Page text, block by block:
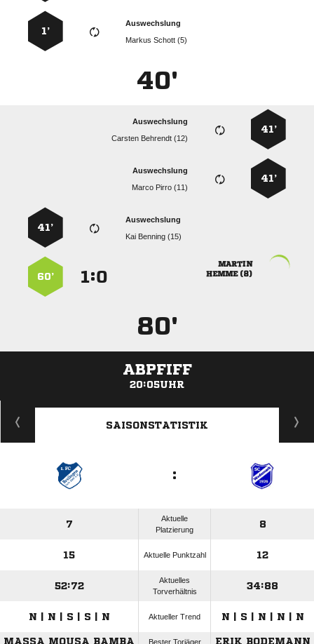
Auswechslung
  
1’
40'
41’
Auswechslung
  
41’
Auswechslung
  
Auswechslung
  
41’

 
:
60’
80'
ABPFIFF
20:05UHR
ANZEIGE
SAISONSTATISTIK
:
7
Aktuelle
Platzierung
8
15 Aktuelle Punktzahl 12
52:72
Aktuelles
Torverhältnis
34:88
N | N | S | S | N Aktueller Trend N | S | N | N | N
MASSA MOUSA BAMBA Bester Torjäger ERIK BODEMANN